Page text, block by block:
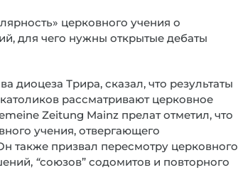
церковного учения о
для чего нужны открытые дебаты
диоцеза Трира, сказал, что результаты
рассматривают церковное
Zeitung Mainz прелат отметил, что
учения, отвергающего
также призвал пересмотру церковного
“союзов” содомитов и повторного